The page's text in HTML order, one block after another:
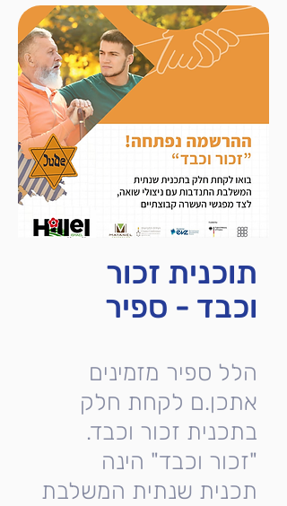
הלל ספיר מזמינים
אתכן.ם לקחת חלק
בתכנית זכור וכבד.
"זכור וכבד" הינה
תכנית שנתית המשלבת
תוכנית זכור
וכבד - ספיר